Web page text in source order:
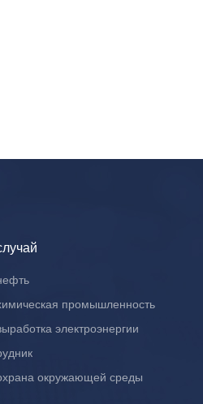
промышленность
электроэнергии
окружающей среды